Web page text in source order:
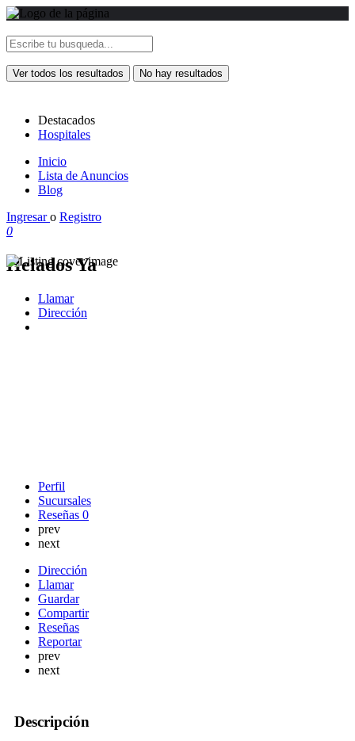
Ver todos los resultados No hay resultados
Destacados
Hospitales
Inicio
Lista de Anuncios
Blog
Ingresaro Registro
0
Helados Ya
Llamar
Dirección
Perfil
Sucursales
Reseñas 0
prev
next
Dirección
Llamar
Guardar
Compartir
Reseñas
Reportar
prev
next
Descripción